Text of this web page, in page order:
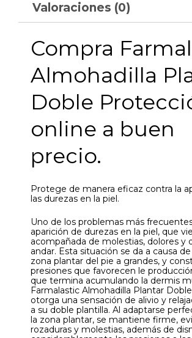
Valoraciones (0)
Compra
Almohadilla
Doble
online a buen
precio.
Protege de manera eficaz contra la
las durezas en la piel.
Uno de los problemas más
aparición de durezas en la piel, que
acompañada de molestias, dolores y
andar. Esta situación se da a causa
zona plantar del pie a grandes, y
presiones que favorecen le
que termina acumulando la dermis
Farmalastic Almohadilla Plantar
otorga una sensación de alivio y
a su doble plantilla. Al adaptarse
la zona plantar, se mantiene firme,
rozaduras y molestias, además de